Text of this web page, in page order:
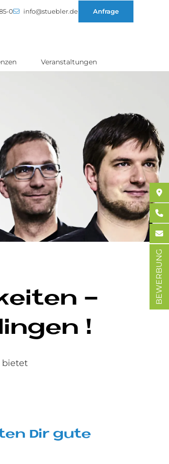
0 info@stuebler.de Anfrage
Veranstaltungen
-
!
bietet
Dir gute
BEWERBUNG